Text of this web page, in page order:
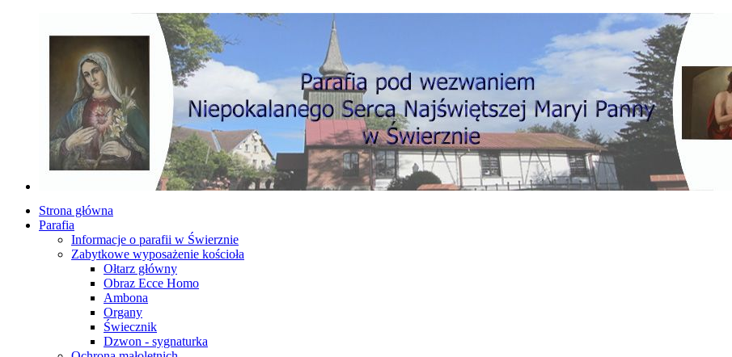
Strona główna
Parafia
Informacje o parafii w Świerznie
Zabytkowe wyposażenie kościoła
Ołtarz główny
Obraz Ecce Homo
Ambona
Organy
Świecznik
Dzwon - sygnaturka